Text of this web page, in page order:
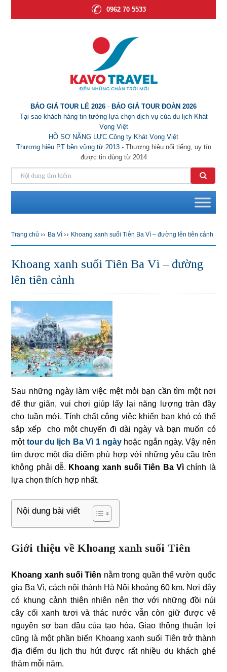
0962 70 5533
BÁO GIÁ TOUR LẺ 2026 - BÁO GIÁ TOUR ĐOÀN 2026
Tại sao khách hàng tin tưởng lựa chọn dịch vụ của du lịch Khát
Vọng Việt
HỒ SƠ NĂNG LỰC Công ty Khát Vọng Việt
Thương hiệu PT bền vững từ 2013- Thương hiệu nổi tiếng, uy tín
được tin dùng từ 2014
Trang chủ ›› Ba Vì ›› Khoang xanh suối Tiên Ba Vì – đường lên tiên cảnh
Khoang xanh suối Tiên Ba Vì – đường
lên tiên cảnh
Sau những ngày làm việc mệt mỏi bạn cần tìm một nơi
để thư giãn, vui chơi giúp lấy lại năng lượng tràn đầy
cho tuần mới. Tính chất công việc khiến bạn khó có thể
sắp xếp cho một chuyến đi dài ngày và bạn muốn có
một tour du lịch Ba Vì 1 ngàyhoặc ngắn ngày. Vậy nên
tìm được một địa điểm phù hợp với những yêu cầu trên
không phải dễ. Khoang xanh suối Tiên Ba Vìchính là
lựa chọn thích hợp nhất.
Nội dung bài viết
Giới thiệu về Khoang xanh suối Tiên
Khoang xanh suối Tiên nằm trong quần thể vườn quốc
gia Ba Vì, cách nội thành Hà Nội khoảng 60 km. Nơi đây
có khung cảnh thiên nhiên nên thơ với những đồi núi
cây cối xanh tươi và thác nước vẫn còn giữ được vẻ
nguyên sơ ban đầu của tạo hóa. Giao thông thuận lợi
cũng là một phần biến Khoang xanh suối Tiên trở thành
địa điểm du lịch thu hút được rất nhiều du khách ghé
thăm mỗi năm.